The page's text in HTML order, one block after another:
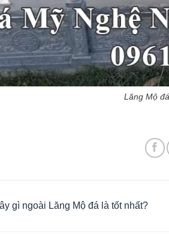
Lăng Mộ
gì ngoài Lăng Mộ đá là tốt nhất?